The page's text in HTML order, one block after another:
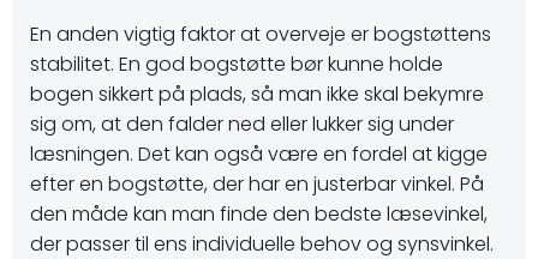
En anden vigtig faktor at overveje er bogstøttens
stabilitet. En god bogstøtte bør kunne holde
bogen sikkert på plads, så man ikke skal bekymre
sig om, at den falder ned eller lukker sig under
læsningen. Det kan også være en fordel at kigge
efter en bogstøtte, der har en justerbar vinkel. På
den måde kan man finde den bedste læsevinkel,
der passer til ens individuelle behov og synsvinkel.